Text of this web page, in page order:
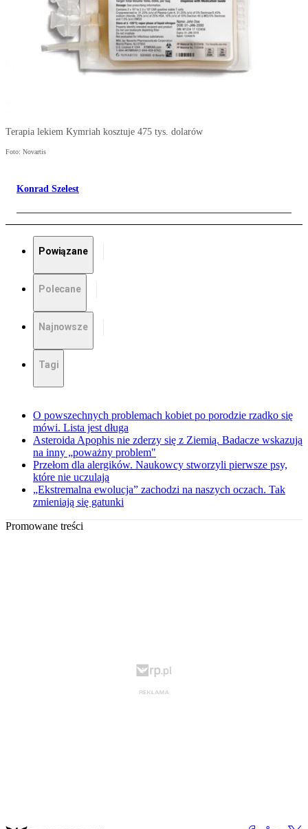
Terapia lekiem Kymriah kosztuje 475 tys. dolarów
Foto: Novartis
Konrad Szelest
Powiązane
Polecane
Najnowsze
Tagi
O powszechnych problemach kobiet po porodzie rzadko się
mówi. Lista jest długa
Asteroida Apophis nie zderzy się z Ziemią. Badacze wskazują
na inny „poważny problem"
Przełom dla alergików. Naukowcy stworzyli pierwsze psy,
które nie uczulają
„Ekstremalna ewolucja” zachodzi na naszych oczach. Tak
zmieniają się gatunki
Promowane treści